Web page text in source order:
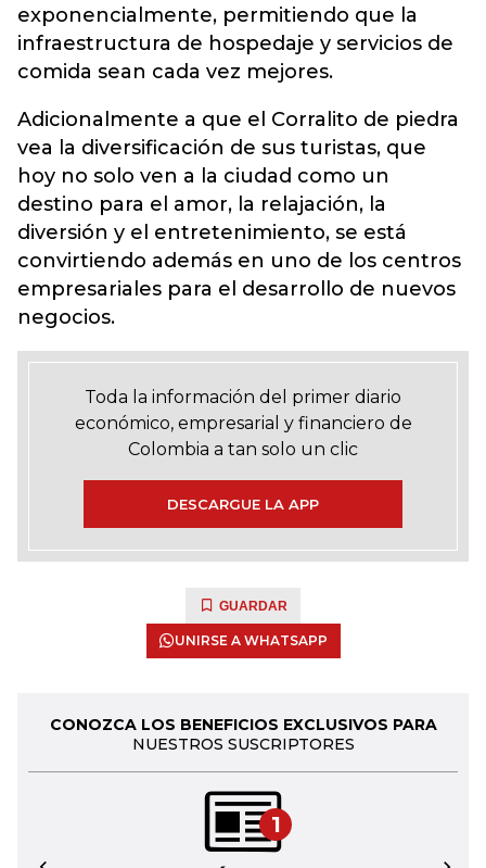
exponencialmente, permitiendo que la
infraestructura de hospedaje y servicios de
comida sean cada vez mejores.
Adicionalmente a que el Corralito de piedra
vea la diversificación de sus turistas, que
hoy no solo ven a la ciudad como un
destino para el amor, la relajación, la
diversión y el entretenimiento, se está
convirtiendo además en uno de los centros
empresariales para el desarrollo de nuevos
negocios.
Toda la información del primer diario
económico, empresarial y financiero de
Colombia a tan solo un clic
DESCARGUE LA APP
GUARDAR
UNIRSE A WHATSAPP
CONOZCA LOS BENEFICIOS EXCLUSIVOS PARA
NUESTROS SUSCRIPTORES
1